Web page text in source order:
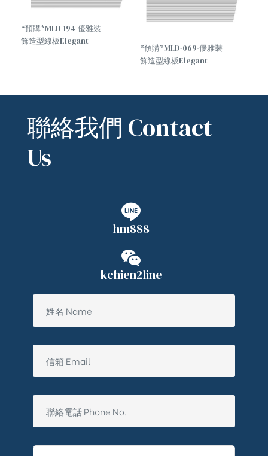
*預購*MLD-194-優雅裝
飾造型線板Elegant
*預購*MLD-069-優雅裝
飾造型線板Elegant
聯絡我們 Contact
Us
hm888
kchien2line